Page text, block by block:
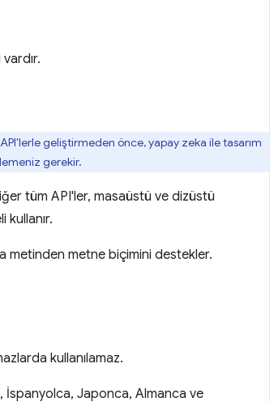
geliştirmeden önce, yapay zeka ile tasarım
gerekir.
tüm API'ler, masaüstü ve dizüstü
kullanır.
metinden metne biçimini destekler.
kullanılamaz.
İspanyolca, Japonca, Almanca ve